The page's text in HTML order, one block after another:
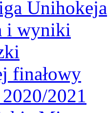
Unihokeja
i wyniki
finałowy
2021